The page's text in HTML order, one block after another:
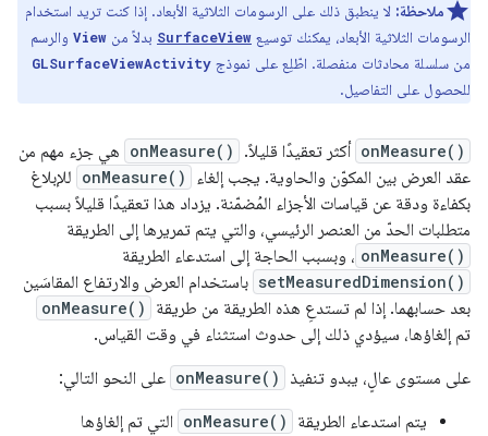
ملاحظة: لا ينطبق ذلك على الرسومات الثلاثية الأبعاد. إذا كنت تريد استخدام
الرسومات الثلاثية الأبعاد، يمكنك توسيع SurfaceView بدلاً من View والرسم
من سلسلة محادثات منفصلة. اطّلِع على نموذج GLSurfaceViewActivity
للحصول على التفاصيل.
onMeasure() أكثر تعقيدًا قليلاً. onMeasure() هي جزء مهم من
عقد العرض بين المكوّن والحاوية. يجب إلغاء
onMeasure() للإبلاغ
بكفاءة ودقة عن قياسات الأجزاء المُضمّنة. يزداد هذا تعقيدًا قليلاً بسبب
متطلبات الحدّ من العنصر الرئيسي، والتي يتم تمريرها إلى الطريقة
onMeasure() ، وبسبب الحاجة إلى استدعاء الطريقة
setMeasuredDimension() باستخدام العرض والارتفاع المقاسَين
بعد حسابهما. إذا لم تستدعِ هذه الطريقة من طريقة
onMeasure()
تم إلغاؤها، سيؤدي ذلك إلى حدوث استثناء في وقت القياس.
على مستوى عالٍ، يبدو تنفيذ
onMeasure() على النحو التالي:
يتم استدعاء الطريقة
onMeasure() التي تم إلغاؤها